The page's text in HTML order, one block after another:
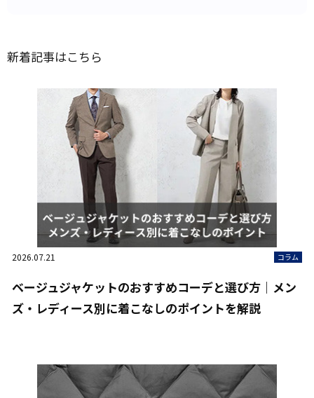
新着記事はこちら
2026.07.21 コラム
ベージュジャケットのおすすめコーデと選び方｜メン
ズ・レディース別に着こなしのポイントを解説